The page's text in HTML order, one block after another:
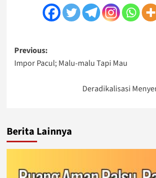
Post
navigation
Previous:
Impor Pacul; Malu-malu Tapi Mau
Deradikalisasi
Berita Lainnya